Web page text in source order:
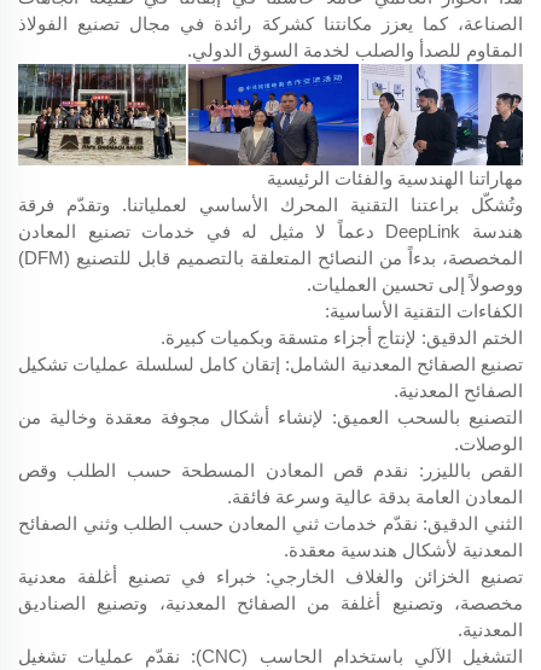
الصناعة، كما يعزز مكانتنا كشركة رائدة في مجال تصنيع الفولاذ
المقاوم للصدأ والصلب لخدمة السوق الدولي.
مهاراتنا الهندسية والفئات الرئيسية
وتُشكّل براعتنا التقنية المحرك الأساسي لعملياتنا. وتقدّم فرقة
هندسة DeepLink دعماً لا مثيل له في خدمات تصنيع المعادن
المخصصة، بدءاً من النصائح المتعلقة بالتصميم قابل للتصنيع (DFM)
ووصولاً إلى تحسين العمليات.
الكفاءات التقنية الأساسية:
الختم الدقيق: لإنتاج أجزاء متسقة وبكميات كبيرة.
تصنيع الصفائح المعدنية الشامل: إتقان كامل لسلسلة عمليات تشكيل
الصفائح المعدنية.
التصنيع بالسحب العميق: لإنشاء أشكال مجوفة معقدة وخالية من
الوصلات.
القص بالليزر: نقدم قص المعادن المسطحة حسب الطلب وقص
المعادن العامة بدقة عالية وسرعة فائقة.
الثني الدقيق: نقدّم خدمات ثني المعادن حسب الطلب وثني الصفائح
المعدنية لأشكال هندسية معقدة.
تصنيع الخزائن والغلاف الخارجي: خبراء في تصنيع أغلفة معدنية
مخصصة، وتصنيع أغلفة من الصفائح المعدنية، وتصنيع الصناديق
المعدنية.
التشغيل الآلي باستخدام الحاسب (CNC): نقدّم عمليات تشغيل